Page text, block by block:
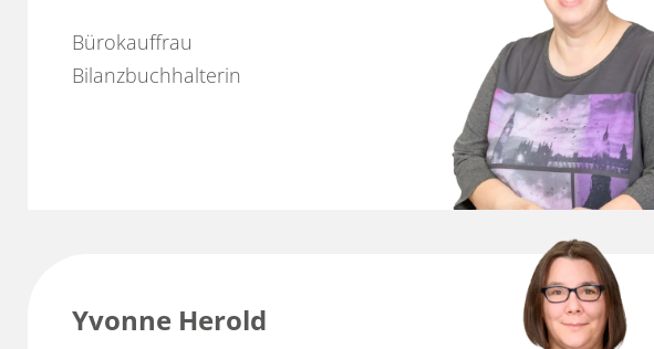
Bürokauffrau
Bilanzbuchhalterin
Yvonne Herold